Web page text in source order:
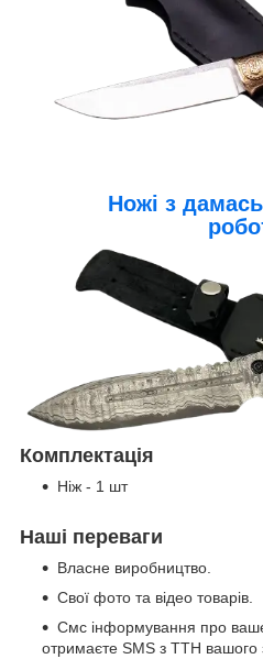
Ножі з
Комплектація
Ніж - 1 шт
Наші переваги
Власне виробництво.
Свої фото та відео товарів.
Смс інформування про
отримаєте SMS з ТТН вашого